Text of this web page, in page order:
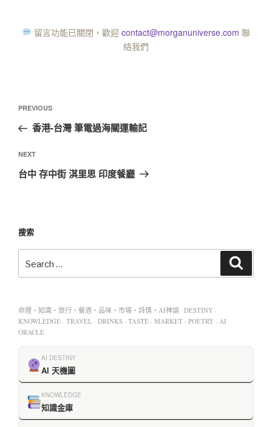
留言功能已關閉，歡迎 contact@morganuniverse.com 聯
絡我們
PREVIOUS
香港-台灣 筆電過海關運輸記
NEXT
台中 存中街 淇里思 印度餐廳
搜索
命理・知識・旅行・餐酒・品味・市場・詩情・AI神諭 DESTINY ·
KNOWLEDGE · TRAVEL · DRINKS · TASTE · MARKET · POETRY · AI
ORACLE
AI DESTINY
AI 天機圖
KNOWLEDGE
知識金庫